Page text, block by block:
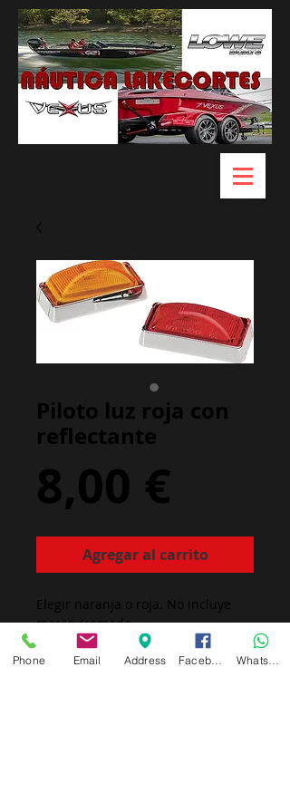
Piloto luz roja con
reflectante
8,00 €
Agregar al carrito
Elegir naranja o roja. No incluye
marco cromado.
Phone Email Address